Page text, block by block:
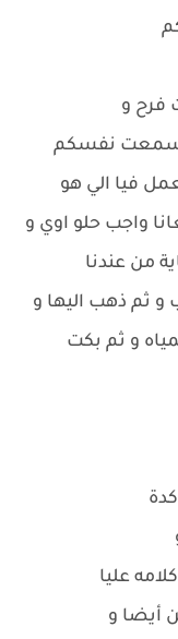
فرح و
سمعت نفسكم
فيا الي هو
واجب حلو اوي و
من عندنا
ثم ذهب اليها و
و ثم بكت
عليا
أيضا و